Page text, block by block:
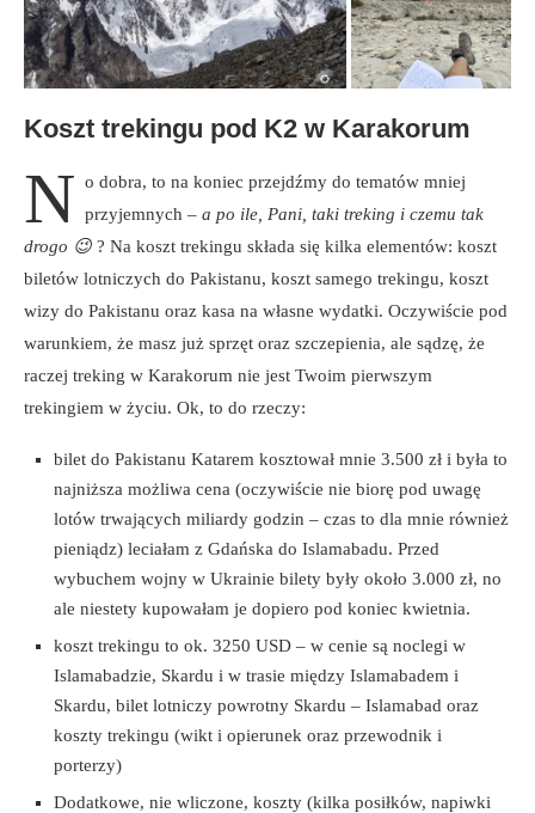
Koszt trekingu pod K2 w Karakorum
N o dobra, to na koniec przejdźmy do tematów mniej
przyjemnych – a po ile, Pani, taki treking i czemu tak
drogo 😉 ? Na koszt trekingu składa się kilka elementów: koszt
biletów lotniczych do Pakistanu, koszt samego trekingu, koszt
wizy do Pakistanu oraz kasa na własne wydatki. Oczywiście pod
warunkiem, że masz już sprzęt oraz szczepienia, ale sądzę, że
raczej treking w Karakorum nie jest Twoim pierwszym
trekingiem w życiu. Ok, to do rzeczy:
bilet do Pakistanu Katarem kosztował mnie 3.500 zł i była to
najniższa możliwa cena (oczywiście nie biorę pod uwagę
lotów trwających miliardy godzin – czas to dla mnie również
pieniądz) leciałam z Gdańska do Islamabadu. Przed
wybuchem wojny w Ukrainie bilety były około 3.000 zł, no
ale niestety kupowałam je dopiero pod koniec kwietnia.
koszt trekingu to ok. 3250 USD – w cenie są noclegi w
Islamabadzie, Skardu i w trasie między Islamabadem i
Skardu, bilet lotniczy powrotny Skardu – Islamabad oraz
koszty trekingu (wikt i opierunek oraz przewodnik i
porterzy)
Dodatkowe, nie wliczone, koszty (kilka posiłków, napiwki